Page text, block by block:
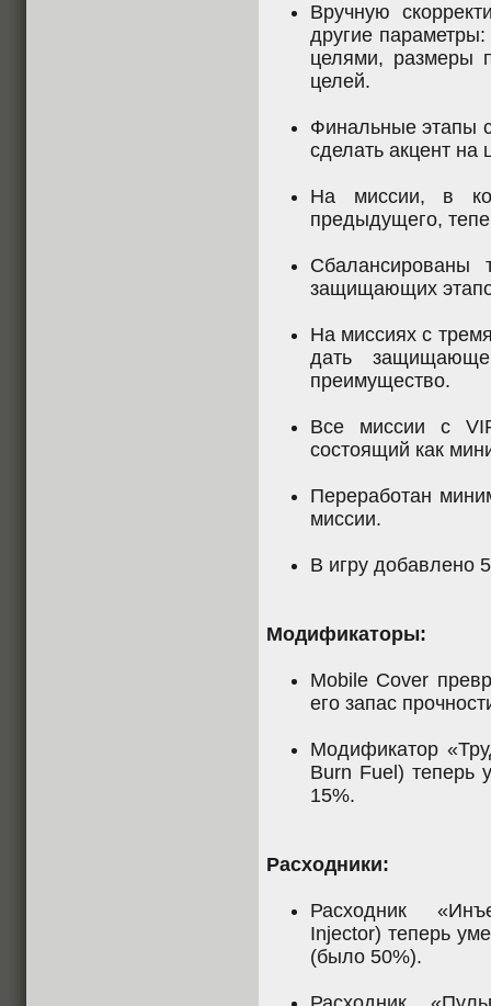
Вручную
другие
целями, размеры
целей.
Финальные этапы
сделать акцент на
На миссии, в
предыдущего,
защищающих
На миссиях с
дать
преимущество.
Все миссии с
состоящий как
Переработан
миссии.
В игру добавлено
Модификаторы:
Mobile Cover
его запас
Модификатор
Burn Fuel) теперь
15%.
Расходники:
Расходник
Injector) теперь
(было 50%).